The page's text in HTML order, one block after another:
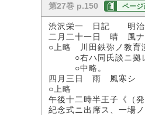
第27巻 p.150
ページ
渋沢栄一 日記 明
二月二十一日 晴 風ナ
○上略 川田鉄弥ノ教
○右ハ同氏談ニ拠レバ
○中略。
四月三日 雨 風寒シ
○上略
午後十二時半王子《（
紀念式ニ出席ス、一場